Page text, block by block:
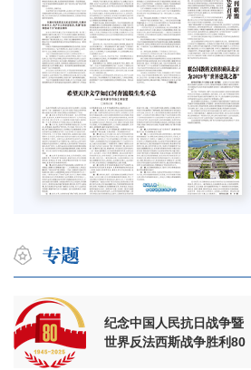
纪念中国人民抗日战争暨
世界反法西斯战争胜利80